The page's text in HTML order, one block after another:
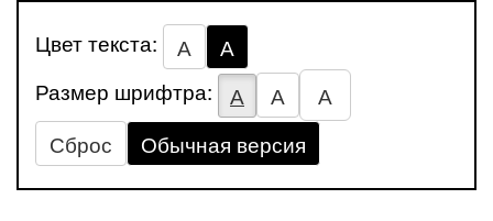
Цвет текста: А
А
Размер шрифтра:
А А
А
Сброс
Обычная версия